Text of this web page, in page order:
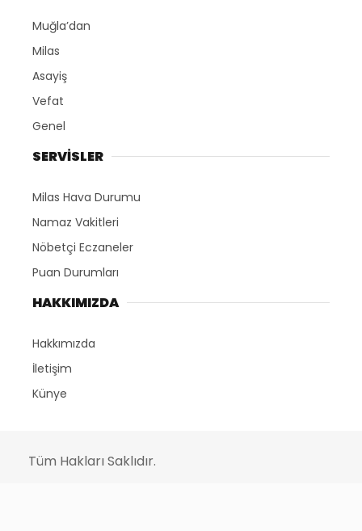
Muğla’dan
Milas
Asayiş
Vefat
Genel
SERVİSLER
Milas Hava Durumu
Namaz Vakitleri
Nöbetçi Eczaneler
Puan Durumları
HAKKIMIZDA
Hakkımızda
İletişim
Künye
Tüm Hakları Saklıdır.